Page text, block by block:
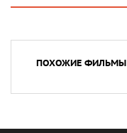
ПОХОЖИЕ ФИЛЬМЫ